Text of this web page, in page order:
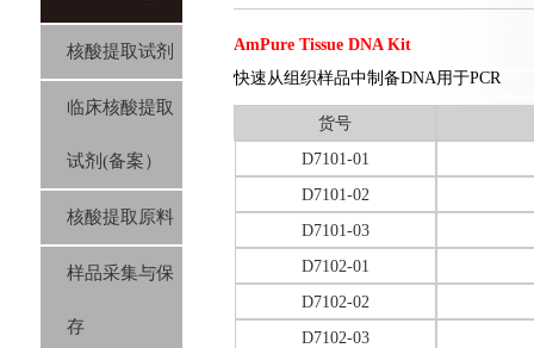
核酸提取试剂
临床核酸提取
试剂(备案）
核酸提取原料
样品采集与保
存
AmPure Tissue DNA Kit
快速从组织样品中制备DNA用于PCR
货号
D7101-01
D7101-02
D7101-03
D7102-01
D7102-02
D7102-03